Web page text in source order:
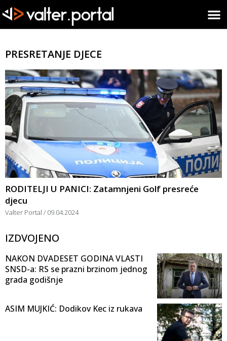
PRESRETANJE DJECE
RODITELJI U PANICI: Zatamnjeni Golf presreće
djecu
Valter Portal 09.04.2024
IZDVOJENO
NAKON DVADESET GODINA VLASTI
SNSD-a: RS se prazni brzinom jednog
grada godišnje
ASIM MUJKIĆ: Dodikov Kec iz rukava